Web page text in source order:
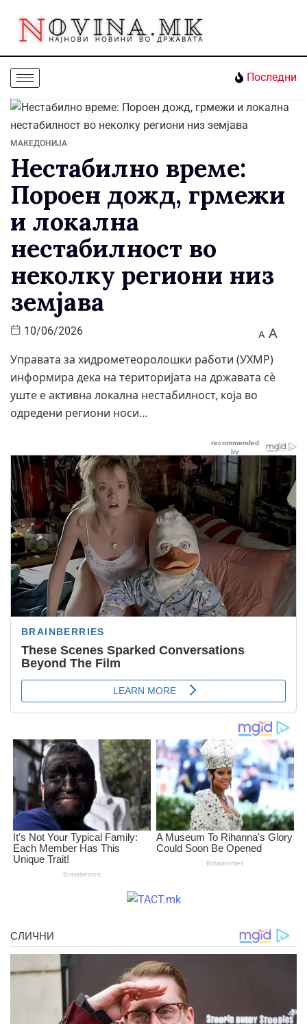
Последни
МАКЕДОНИЈА
Нестабилно време:
Пороен дожд, грмежи
и локална
нестабилност во
неколку региони низ
земјава
10/06/2026 A A
Управата за хидрометеоролошки работи (УХМР)
информира дека на територијата на државата сè
уште е активна локална нестабилност, која во
одредени региони носи…